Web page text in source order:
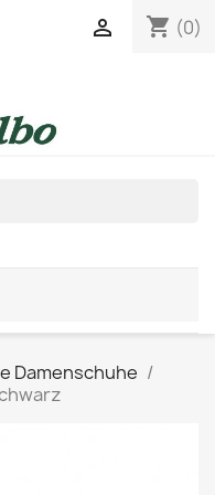
shopping_cart (0)

Damenschuhe